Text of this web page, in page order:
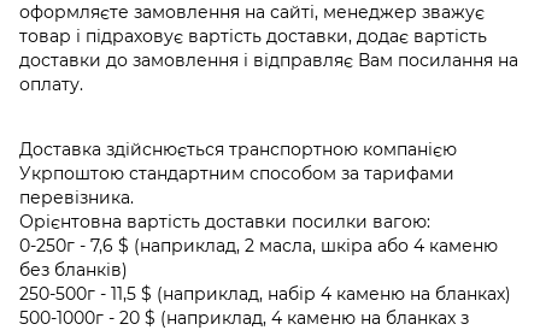
оформляєте замовлення на сайті, менеджер зважує
товар і підраховує вартість доставки, додає вартість
доставки до замовлення і відправляє Вам посилання на
оплату.
Доставка здійснюється транспортною компанією
Укрпоштою стандартним способом за тарифами
перевізника.
Орієнтовна вартість доставки посилки вагою:
0-250г - 7,6 $ (наприклад, 2 масла, шкіра або 4 каменю
без бланків)
250-500г - 11,5 $ (наприклад, набір 4 каменю на бланках)
500-1000г - 20 $ (наприклад, 4 каменю на бланках з